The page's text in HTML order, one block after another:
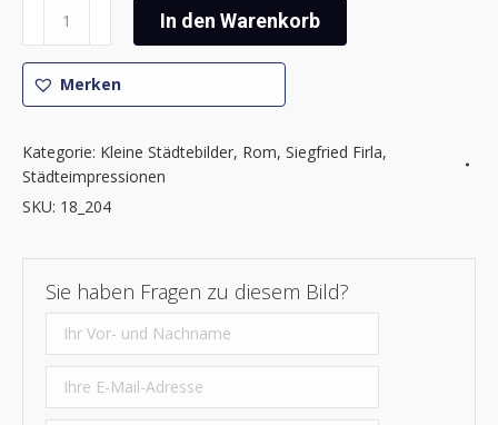
Rom
Impressionen
Menge
In den Warenkorb
Merken
Kategorie: Kleine Städtebilder, Rom, Siegfried Firla,
Städteimpressionen
SKU: 18_204
Sie haben Fragen zu diesem Bild?